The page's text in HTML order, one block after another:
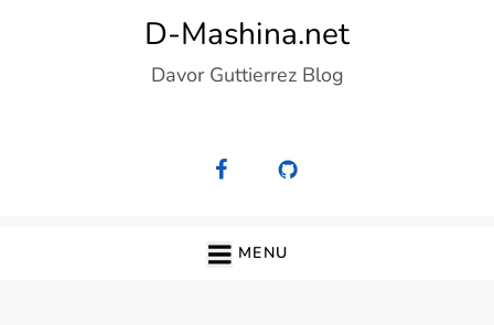
D-Mashina.net
Davor Guttierrez Blog
MENU